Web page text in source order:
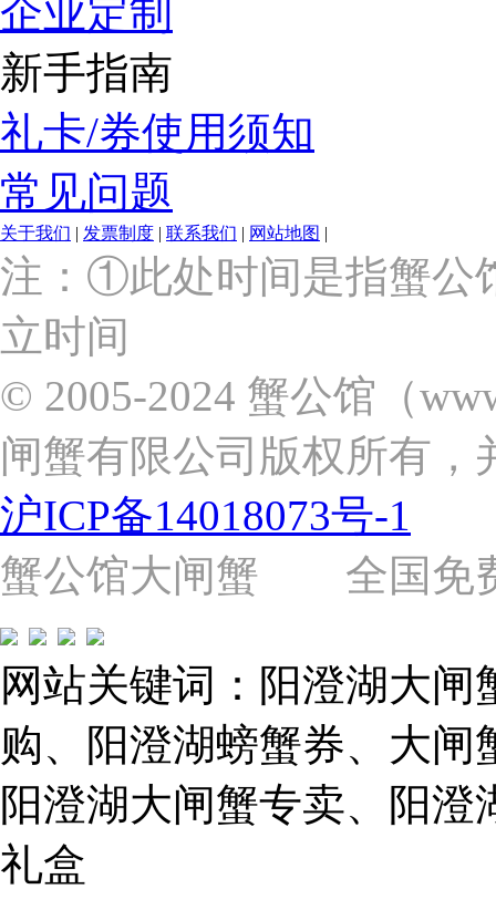
企业定制
新手指南
礼卡/券使用须知
常见问题
关于我们 | 发票制度 | 联系我们 | 网站地图 |
上
海
市
浦
东
区
杨
路
号
（靠
近
苗
圃
路）
Tel:
021-
62243579
E-
mail:
859749344@qq.com
1019225591
注：①此处时间是指蟹公
立时间
© 2005-2024 蟹公馆（
闸蟹有限公司版权所有，
沪ICP备14018073号-1
蟹公馆大闸蟹 全国免费
网站关键词：阳澄湖大
购、阳澄湖螃蟹券、大
阳澄湖大闸蟹专卖、阳
礼盒